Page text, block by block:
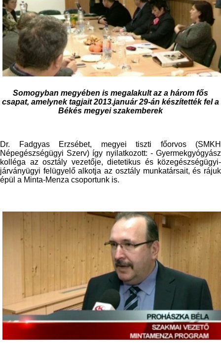
Somogyban megyében is megalakult az a három fős
csapat, amelynek tagjait 2013.január 29-án készítették fel a
Békés megyei szakemberek
Dr. Fadgyas Erzsébet, megyei tiszti főorvos (SMKH
Népegészségügyi Szerv) így nyilatkozott: - Gyermekgyógyász
kolléga az osztály vezetője, dietetikus és közegészségügyi-
járványügyi felügyelő alkotja az osztály munkatársait, és rájuk
épül a Minta-Menza csoportunk is.